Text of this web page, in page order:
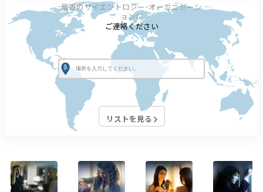
最寄のサイエントロジー･オーガニゼーシ
ョンに
ご連絡ください
リストを見る